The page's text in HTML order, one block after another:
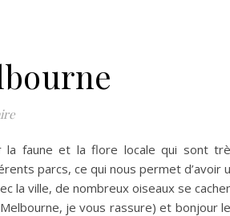
la faune et la flore locale qui sont
parcs, ce qui nous permet d’avoir
la ville, de nombreux oiseaux se
je vous rassure) et bonjour